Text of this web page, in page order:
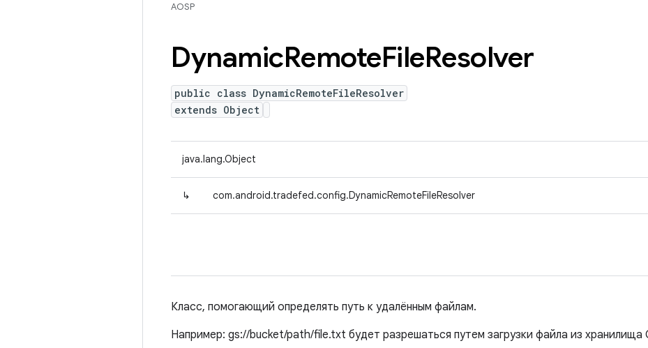
AOSP
DynamicRemoteFileResolver
public class DynamicRemoteFileResolver
extends Object
java.lang.Object
↳ com.android.tradefed.config.DynamicRemoteFileResolver
Класс, помогающий определять путь к удалённым файлам.
Например: gs://bucket/path/file.txt будет разрешаться путем загрузки файла из хранилища